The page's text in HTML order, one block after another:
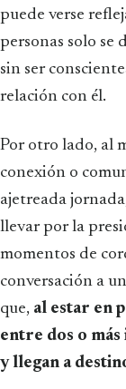
puede verse
personas solo se
sin ser
relación con él.
Por otro lado, al
conexión o
ajetreada
llevar por la
momentos de
conversación a
que, al estar en
entre dos o
y llegan a